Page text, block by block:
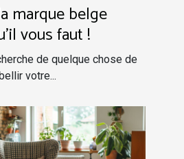
marque belge
vous faut !
de quelque chose de
votre...